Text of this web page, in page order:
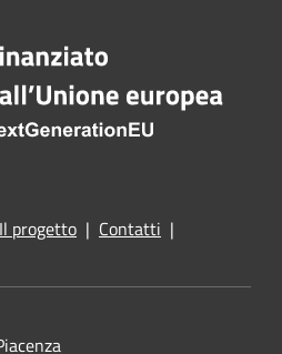
Il progetto | Contatti |